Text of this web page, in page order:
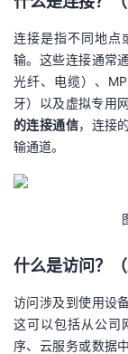
页
开
发
者
客
论
坛
的
圈
我
的
我
连接是指不同地点
输。这些连接通常
光纤、电缆）、
牙）以及虚拟专用
的连接通信，连接
输通道。
什么是访问？
访问涉及到使用设
这可以包括从公司
序、云服务或数据